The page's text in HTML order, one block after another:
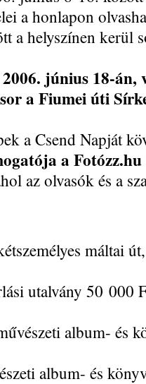
a honlapon
a helyszínen kerül
június 18-
a Fiumei úti
a Csend Napját
a Fotózz.hu
az olvasók és a
máltai út,
50 000 Ft
album- és
album- és